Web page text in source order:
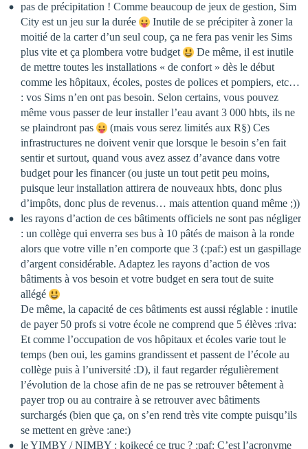
pas de précipitation ! Comme beaucoup de jeux de gestion, Sim
City est un jeu sur la durée
Inutile de se précipiter à zoner la
moitié de la carter d’un seul coup, ça ne fera pas venir les Sims
plus vite et ça plombera votre budget
De même, il est inutile
de mettre toutes les installations « de confort » dès le début
comme les hôpitaux, écoles, postes de polices et pompiers, etc…
: vos Sims n’en ont pas besoin. Selon certains, vous pouvez
même vous passer de leur installer l’eau avant 3 000 hbts, ils ne
se plaindront pas
(mais vous serez limités aux R§) Ces
infrastructures ne doivent venir que lorsque le besoin s’en fait
sentir et surtout, quand vous avez assez d’avance dans votre
budget pour les financer (ou juste un tout petit peu moins,
puisque leur installation attirera de nouveaux hbts, donc plus
d’impôts, donc plus de revenus… mais attention quand même ;))
les rayons d’action de ces bâtiments officiels ne sont pas négliger
: un collège qui enverra ses bus à 10 pâtés de maison à la ronde
alors que votre ville n’en comporte que 3 (:paf:) est un gaspillage
d’argent considérable. Adaptez les rayons d’action de vos
bâtiments à vos besoin et votre budget en sera tout de suite
allégé
De même, la capacité de ces bâtiments est aussi réglable : inutile
de payer 50 profs si votre école ne comprend que 5 élèves :riva:
Et comme l’occupation de vos hôpitaux et écoles varie tout le
temps (ben oui, les gamins grandissent et passent de l’école au
collège puis à l’université :D), il faut regarder régulièrement
l’évolution de la chose afin de ne pas se retrouver bêtement à
payer trop ou au contraire à se retrouver avec bâtiments
surchargés (bien que ça, on s’en rend très vite compte puisqu’ils
se mettent en grève :ane:)
le YIMBY / NIMBY : koikecé ce truc ? :paf: C’est l’acronyme